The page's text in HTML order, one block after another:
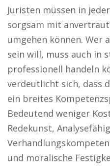
Juristen müssen in
sorgsam mit
umgehen können. Wer
sein will, muss auch in
professionell handeln
verdeutlicht sich, dass
ein breites
Bedeutend weniger
Redekunst,
und moralische